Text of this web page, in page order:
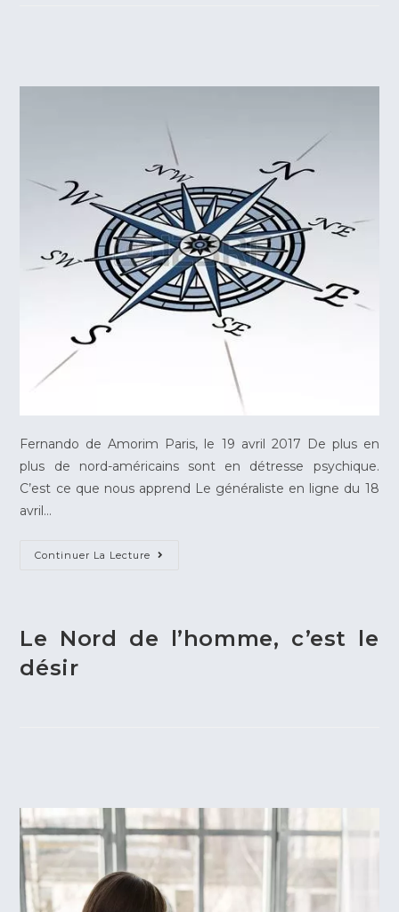
Fernando de Amorim Paris, le 19 avril 2017 De plus en
plus de nord-américains sont en détresse psychique.
C’est ce que nous apprend Le généraliste en ligne du 18
avril…
Continuer La Lecture
Le Nord de l’homme, c’est le
désir